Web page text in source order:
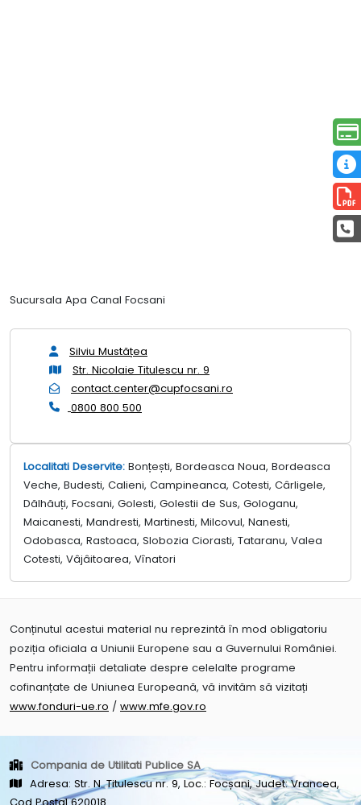
Sucursala Apa Canal Focsani
Silviu Mustățea
Str. Nicolaie Titulescu nr. 9
contact.center@cupfocsani.ro
0800 800 500
Localitati Deservite: Bonțești, Bordeasca Noua, Bordeasca
Veche, Budesti, Calieni, Campineanca, Cotesti, Cârligele,
Dălhăuți, Focsani, Golesti, Golestii de Sus, Gologanu,
Maicanesti, Mandresti, Martinesti, Milcovul, Nanesti,
Odobasca, Rastoaca, Slobozia Ciorasti, Tataranu, Valea
Cotesti, Vâjâitoarea, Vînatori
Conținutul acestui material nu reprezintă în mod obligatoriu
poziția oficiala a Uniunii Europene sau a Guvernului României.
Pentru informații detaliate despre celelalte programe
cofinanțate de Uniunea Europeană, vă invităm să vizitați
www.fonduri-ue.ro / www.mfe.gov.ro
Compania de Utilitati Publice SA
Adresa: Str. N. Titulescu nr. 9, Loc.: Focșani, Judet: Vrancea,
Cod Postal 620018